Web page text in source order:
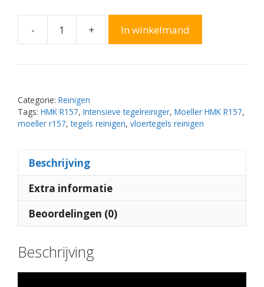
-
Moeller
R157
aantal
+ In winkelmand
Categorie: Reinigen
Tags: HMK R157, Intensieve tegelreiniger, Moeller HMK R157,
moeller r157,tegels reinigen, vloertegels reinigen
Beschrijving
Extra informatie
Beoordelingen (0)
Beschrijving